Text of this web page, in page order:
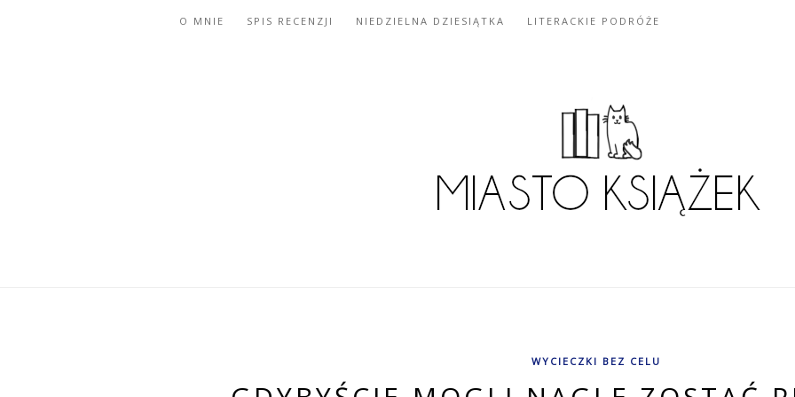
O MNIE SPIS RECENZJI NIEDZIELNA DZIESIĄTKA LITERACKIE PODRÓŻE
WYCIECZKI BEZ CELU